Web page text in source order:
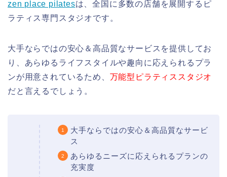
zen place pilatesは、全国に多数の店舗を展開するピ
ラティス専門スタジオです。
大手ならではの安心＆高品質なサービスを提供してお
り、あらゆるライフスタイルや趣向に応えられるプラ
ンが用意されているため、 万能型ピラティススタジオ
だと言えるでしょう。
大手ならではの安心＆高品質なサービ
ス
あらゆるニーズに応えられるプランの
充実度